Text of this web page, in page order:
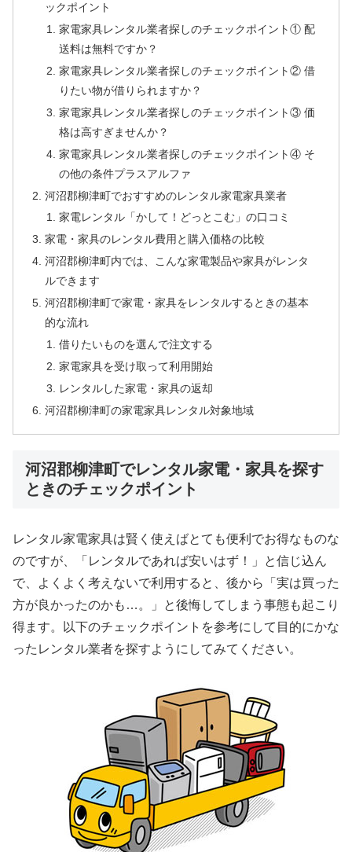
ックポイント
家電家具レンタル業者探しのチェックポイント① 配
送料は無料ですか？
家電家具レンタル業者探しのチェックポイント② 借
りたい物が借りられますか？
家電家具レンタル業者探しのチェックポイント③ 価
格は高すぎませんか？
家電家具レンタル業者探しのチェックポイント④ そ
の他の条件プラスアルファ
河沼郡柳津町でおすすめのレンタル家電家具業者
家電レンタル「かして！どっとこむ」の口コミ
家電・家具のレンタル費用と購入価格の比較
河沼郡柳津町内では、こんな家電製品や家具がレンタ
ルできます
河沼郡柳津町で家電・家具をレンタルするときの基本
的な流れ
借りたいものを選んで注文する
家電家具を受け取って利用開始
レンタルした家電・家具の返却
河沼郡柳津町の家電家具レンタル対象地域
河沼郡柳津町でレンタル家電・家具を探す
ときのチェックポイント
レンタル家電家具は賢く使えばとても便利でお得なものな
のですが、「レンタルであれば安いはず！」と信じ込ん
で、よくよく考えないで利用すると、後から「実は買った
方が良かったのかも…。」と後悔してしまう事態も起こり
得ます。以下のチェックポイントを参考にして目的にかな
ったレンタル業者を探すようにしてみてください。